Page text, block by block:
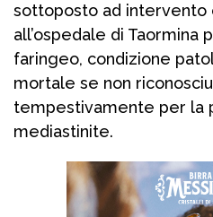
sottoposto ad intervento
all’ospedale di Taormina
faringeo, condizione
mortale se non
tempestivamente per la
mediastinite.